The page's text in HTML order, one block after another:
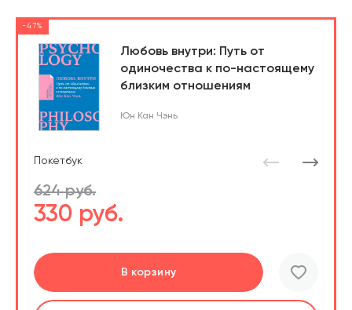
-47%
Любовь внутри: Путь от
одиночества к по-настоящему
близким отношениям
Юн Кан Чэнь
Покетбук
624 руб.
330 руб.
В корзину
Перейти
Перейти
Подробнее